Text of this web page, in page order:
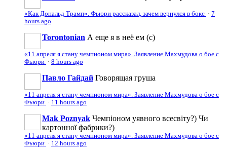
«Как Дональд Трамп». Фьюри рассказал, зачем вернулся в бокс · 7
hours ago
Torontonian А еще я в неё ем (с)
«11 апреля я стану чемпионом мира». Заявление Махмудова о бое с
Фьюри · 8 hours ago
Павло Гайдай Говорящая груша
«11 апреля я стану чемпионом мира». Заявление Махмудова о бое с
Фьюри · 11 hours ago
Mak Poznyak Чемпіоном уявного всесвіту?) Чи
картонної фабрики?)
«11 апреля я стану чемпионом мира». Заявление Махмудова о бое с
Фьюри · 12 hours ago